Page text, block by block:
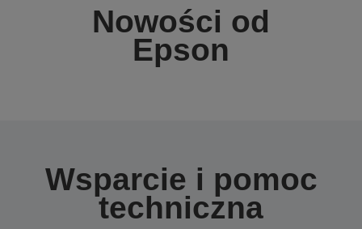
Nowości od
Epson
Wsparcie i pomoc
techniczna